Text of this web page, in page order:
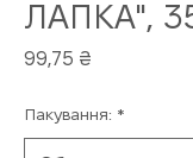
ЛАПКА",
99,75 ₴
Пакування: *